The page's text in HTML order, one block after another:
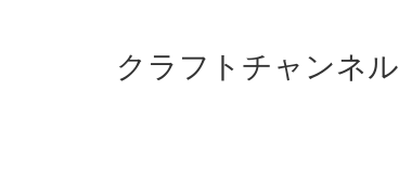
クラフトチャンネル